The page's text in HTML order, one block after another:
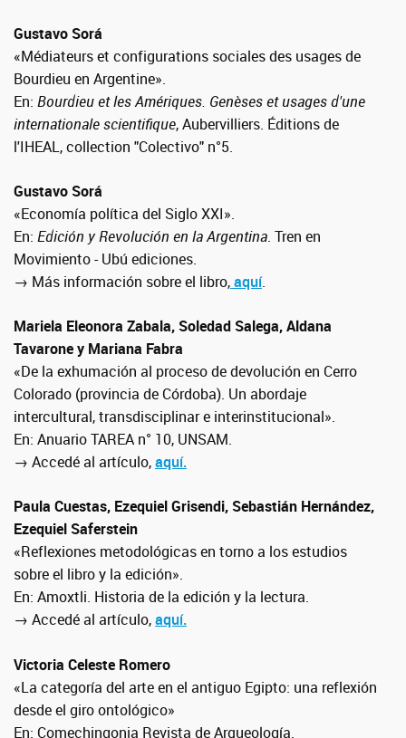
Gustavo Sorá
«Médiateurs et configurations sociales des usages de
Bourdieu en Argentine».
En: Bourdieu et les Amériques. Genèses et usages d'une
internationale scientifique, Aubervilliers. Éditions de
l'IHEAL, collection "Colectivo" n°5.
Gustavo Sorá
«Economía política del Siglo XXI».
En: Edición y Revolución en la Argentina. Tren en
Movimiento - Ubú ediciones.
→ Más información sobre el libro,aquí.
Mariela Eleonora Zabala, Soledad Salega, Aldana
Tavarone y Mariana Fabra
«De la exhumación al proceso de devolución en Cerro
Colorado (provincia de Córdoba). Un abordaje
intercultural, transdisciplinar e interinstitucional».
En: Anuario TAREA n° 10, UNSAM.
→ Accedé al artículo,aquí.
Paula Cuestas, Ezequiel Grisendi, Sebastián Hernández,
Ezequiel Saferstein
«Reflexiones metodológicas en torno a los estudios
sobre el libro y la edición».
En: Amoxtli. Historia de la edición y la lectura.
→ Accedé al artículo,aquí.
Victoria Celeste Romero
«La categoría del arte en el antiguo Egipto: una reflexión
desde el giro ontológico»
En: Comechingonia Revista de Arqueología.